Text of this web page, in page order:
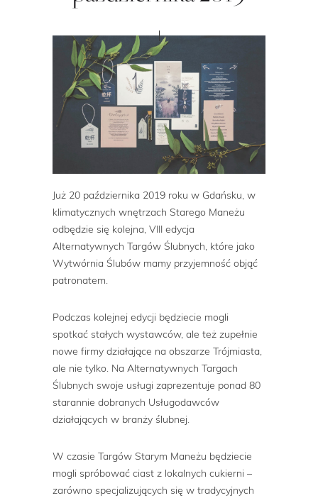
Już 20 października 2019 roku w Gdańsku, w
klimatycznych wnętrzach Starego Maneżu
odbędzie się kolejna, VIII edycja
Alternatywnych Targów Ślubnych, które jako
Wytwórnia Ślubów mamy przyjemność objąć
patronatem.
Podczas kolejnej edycji będziecie mogli
spotkać stałych wystawców, ale też zupełnie
nowe firmy działające na obszarze Trójmiasta,
ale nie tylko. Na Alternatywnych Targach
Ślubnych swoje usługi zaprezentuje ponad 80
starannie dobranych Usługodawców
działających w branży ślubnej.
W czasie Targów Starym Maneżu będziecie
mogli spróbować ciast z lokalnych cukierni –
zarówno specjalizujących się w tradycyjnych